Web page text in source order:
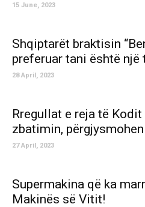
15 June, 2023
Shqiptarët braktisin
preferuar tani është një
28 April, 2023
Rregullat e reja të
zbatimin,
27 April, 2023
Supermakina që ka
Makinës së Vitit!